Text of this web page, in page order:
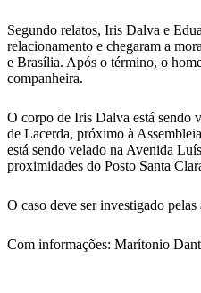
Segundo relatos, Iris Dalva e
relacionamento e chegaram a
e Brasília. Após o término, o
companheira.
O corpo de Iris Dalva está sendo
de Lacerda, próximo à
está sendo velado na Avenida
proximidades do Posto Santa
O caso deve ser investigado
Com informações: Marítonio